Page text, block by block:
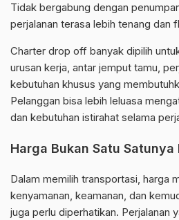
Tidak bergabung dengan
perjalanan terasa lebih tenang dan
Charter drop off banyak dipilih
urusan kerja, antar jemput tamu,
kebutuhan khusus yang
Pelanggan bisa lebih leluasa
dan kebutuhan istirahat selama
Harga Bukan Satu
Dalam memilih transportasi, harga
kenyamanan, keamanan, dan
juga perlu diperhatikan. Perjalanan